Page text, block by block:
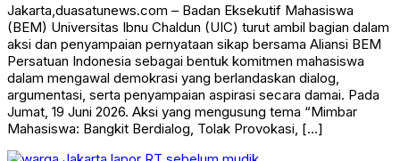
Jakarta,duasatunews.com – Badan Eksekutif Mahasiswa
(BEM) Universitas Ibnu Chaldun (UIC) turut ambil bagian dalam
aksi dan penyampaian pernyataan sikap bersama Aliansi BEM
Persatuan Indonesia sebagai bentuk komitmen mahasiswa
dalam mengawal demokrasi yang berlandaskan dialog,
argumentasi, serta penyampaian aspirasi secara damai. Pada
Jumat, 19 Juni 2026. Aksi yang mengusung tema “Mimbar
Mahasiswa: Bangkit Berdialog, Tolak Provokasi, […]